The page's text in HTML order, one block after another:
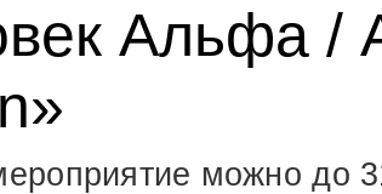
Альфа /
можно до